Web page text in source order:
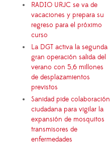
RADIO URJC se va de
vacaciones y prepara su
regreso para el próximo
curso
La DGT activa la segunda
gran operación salida del
verano con 5,6 millones
de desplazamientos
previstos
Sanidad pide colaboración
ciudadana para vigilar la
expansión de mosquitos
transmisores de
enfermedades